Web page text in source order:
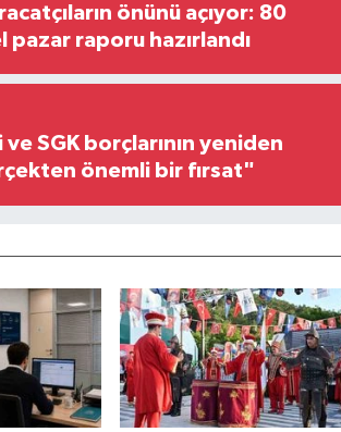
önünü açıyor: 80
raporu hazırlandı
SGK borçlarının yeniden
önemli bir fırsat"